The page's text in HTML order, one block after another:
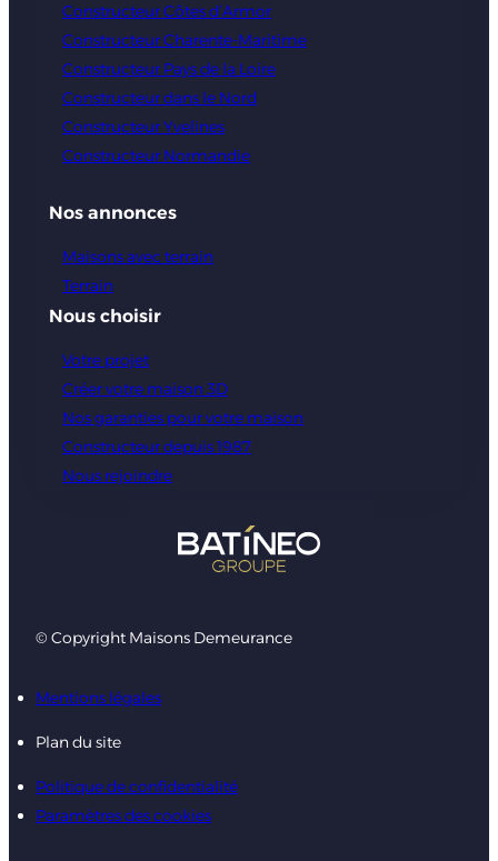
Constructeur Côtes d’Armor
Constructeur Charente-Maritime
Constructeur Pays de la Loire
Constructeur dans le Nord
Constructeur Yvelines
Constructeur Normandie
Nos annonces
Maisons avec terrain
Terrain
Nous choisir
Votre projet
Créer votre maison 3D
Nos garanties pour votre maison
Constructeur depuis 1987
Nous rejoindre
© Copyright Maisons Demeurance
Mentions légales
Plan du site
Politique de confidentialité
Paramètres des cookies